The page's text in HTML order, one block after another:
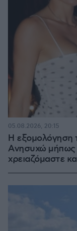
Η εξομολόγηση
Ανησυχώ μήπως
χρειαζόμαστε
05.08.2026, 20:15